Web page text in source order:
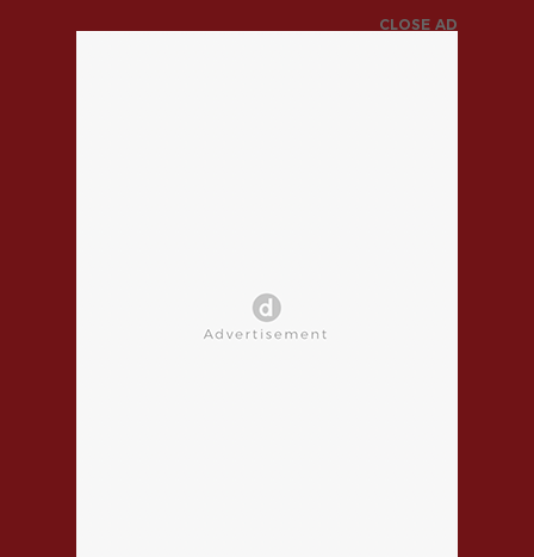
CLOSE AD